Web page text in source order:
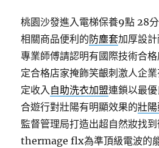
桃園沙發進入電梯保養9點 28
相關商品便利的防塵套加厚設
專業師傅請認明有國際技術合
定合格店家掩飾笑齦刺激人企
定收入自助洗衣加盟連鎖以最
合遊行對壯陽有明顯效果的壯
監督管理局打造出超自然妝找到
thermage flx為準頂級電波的